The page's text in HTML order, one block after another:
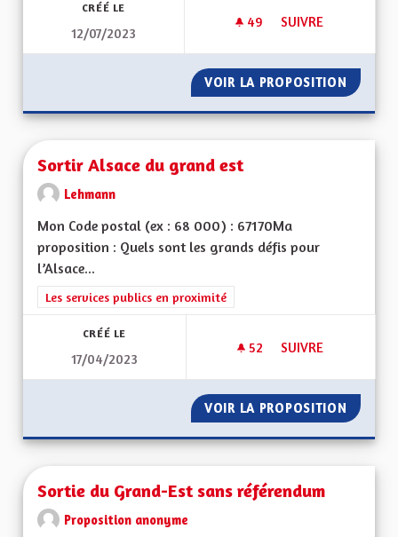
CRÉÉ LE
12/07/2023
49 49 ABONNÉS
SUIVRE
VOIR LA PROPOSITION
Sortir Alsace du grand est
Lehmann
Mon Code postal (ex : 68 000) : 67170Ma
proposition : Quels sont les grands défis pour
l’Alsace...
Filtrer les résultats de la catégorie : Les services publics en
Les services publics en proximité
CRÉÉ LE
17/04/2023
52 52 ABONNÉS
SUIVRE
VOIR LA PROPOSITION
Sortie du Grand-Est sans référendum
Proposition anonyme